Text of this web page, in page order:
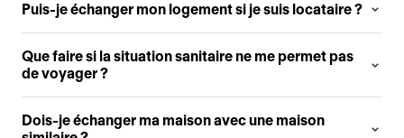
Puis-je échanger mon logement si je suis locataire ?
Que faire si la situation sanitaire ne me permet pas
de voyager ?
Dois-je échanger ma maison avec une maison